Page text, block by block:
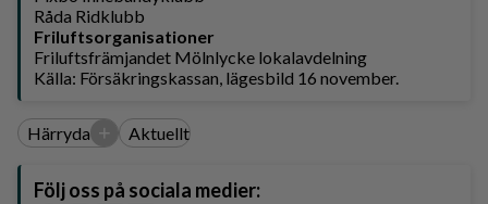
Råda Ridklubb
Friluftsorganisationer
Friluftsfrämjandet Mölnlycke lokalavdelning
Källa: Försäkringskassan, lägesbild 16 november.
Härryda + Aktuellt
Följ oss på sociala medier: